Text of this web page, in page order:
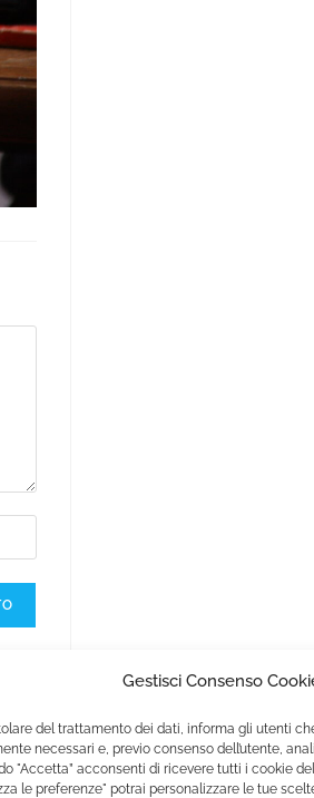
Gestisci Consenso
del trattamento dei dati, informa gli utenti
necessari e, previo consenso dell’utente,
"Accetta” acconsenti di ricevere tutti i cookie
le preferenze" potrai personalizzare le tue